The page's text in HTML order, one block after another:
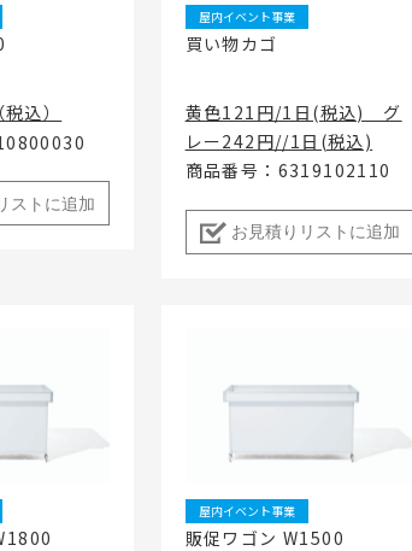
込）
ストに追加
屋内イベント事業
買い物カゴ
黄色121円/1日(税込) グ
レー242円//1日(税込)
商品番号：6319102110
お見積りリストに追加
屋内イベント事業
販促ワゴン W1500